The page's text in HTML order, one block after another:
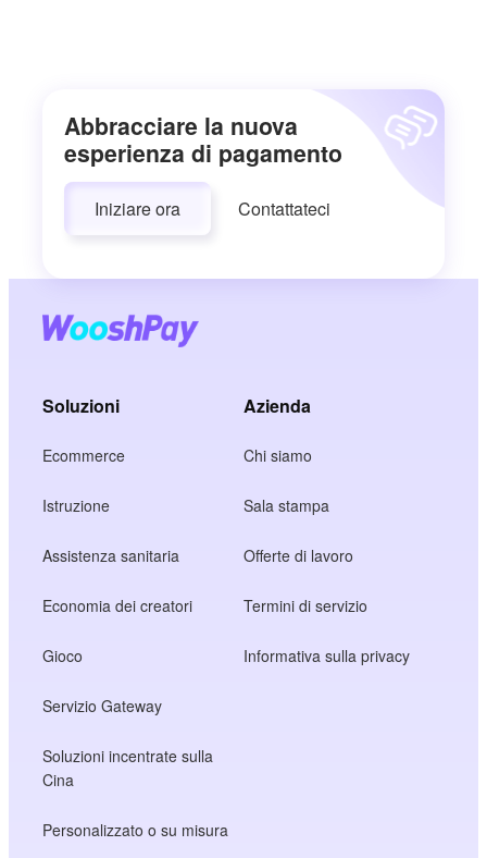
Abbracciare la nuova
esperienza di pagamento
Iniziare ora Contattateci
Soluzioni
Ecommerce
Istruzione
Assistenza sanitaria
Economia dei creatori
Gioco
Servizio Gateway
Soluzioni incentrate sulla
Cina
Personalizzato o su misura
Azienda
Chi siamo
Sala stampa
Offerte di lavoro
Termini di servizio
Informativa sulla privacy